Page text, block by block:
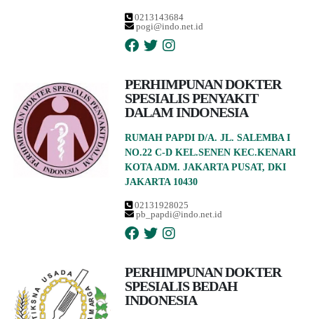
0213143684
pogi@indo.net.id
PERHIMPUNAN DOKTER
SPESIALIS PENYAKIT
DALAM INDONESIA
RUMAH PAPDI D/A. JL. SALEMBA I
NO.22 C-D KEL.SENEN KEC.KENARI
KOTA ADM. JAKARTA PUSAT, DKI
JAKARTA 10430
02131928025
pb_papdi@indo.net.id
PERHIMPUNAN DOKTER
SPESIALIS BEDAH
INDONESIA